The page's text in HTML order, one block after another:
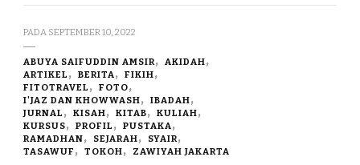
PADA SEPTEMBER 10, 2022
ABUYA SAIFUDDIN AMSIR
AKIDAH
ARTIKEL
BERITA
FIKIH
FITOTRAVEL
FOTO
I'JAZ DAN KHOWWASH
IBADAH
JURNAL
KISAH KITAB
KULIAH
KURSUS
PROFIL
PUSTAKA
RAMADHAN
SEJARAH
SYAIR
TASAWUF
TOKOH ZAWIYAH JAKARTA